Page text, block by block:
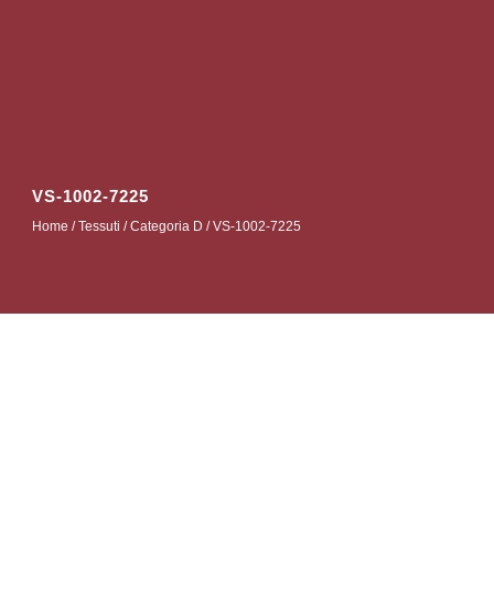
VS-1002-7225
Home /Tessuti /Categoria D / VS-1002-7225